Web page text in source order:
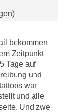
bekommen
Zeitpunkt
Tage auf
und
war
und alle
Und zwei